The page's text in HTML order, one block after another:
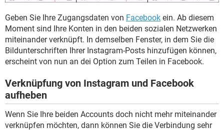
Geben Sie Ihre Zugangsdaten von Facebook ein. Ab diesem
Moment sind Ihre Konten in den beiden sozialen Netzwerken
miteinander verknüpft. In demselben Fenster, in dem Sie die
Bildunterschriften Ihrer Instagram-Posts hinzufügen können,
erscheint von nun an dei Option zum Teilen in Facebook.
Verknüpfung von Instagram und Facebook
aufheben
Wenn Sie Ihre beiden Accounts doch nicht mehr miteinander
verknüpfen möchten, dann können Sie die Verbindung sehr